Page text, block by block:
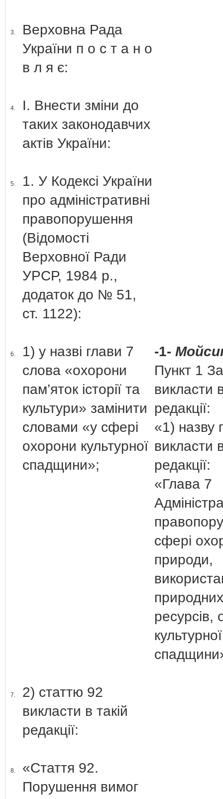
3.
Верховна Рада
України п о с т а н о
в л я є:
4.
І. Внести зміни до
таких законодавчих
актів України:
5.
1. У Кодексі України
про адміністративні
правопорушення
(Відомості
Верховної Ради
УРСР, 1984 р.,
додаток до № 51,
ст. 1122):
6.
1) у назві глави 7
слова «охорони
пам’яток історії та
культури» замінити
словами «у сфері
охорони культурної
спадщини»;
-1-
Пункт 1
викласти
редакції:
«1) назву
викласти
редакції:
«Глава 7
сфері
природи,
природних
ресурсів,
культурної
7.
2) статтю 92
викласти в такій
редакції:
8.
«Стаття 92.
Порушення вимог